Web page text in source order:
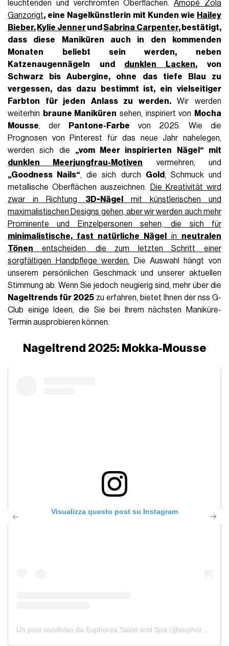
leuchtenden und verchromten Oberflächen.Amopé Zola
Ganzorigt, eine Nagelkünstlerin mit Kunden wie Hailey
Bieber, Kylie JennerundSabrina Carpenter, bestätigt,
dass diese Maniküren auch in den kommenden
Monaten beliebt sein werden, neben
Katzenaugennägeln und dunklen Lacken, von
Schwarz bisAubergine, ohne das tiefe Blau zu
vergessen, das dazu bestimmt ist, ein vielseitiger
Farbton für jeden Anlasszu werden.Wir werden
weiterhin
braune Maniküren sehen, inspiriert von
Mocha
Mousse, der Pantone-Farbe von 2025. Wie die
Prognosen von Pinterest für das neue Jahr nahelegen,
werden sich die „vom Meer inspirierten Nägel“ mit
dunklen Meerjungfrau-Motiven vermehren, und
„Goodness Nails“, die sich durch Gold, Schmuck und
metallische Oberflächen auszeichnen.
Die Kreativität wird
zwar in Richtung 3D-Nägel
mit künstlerischen und
maximalistischen Designs gehen, aber wir werden auch mehr
Prominente und Einzelpersonen sehen, die sich für
minimalistische, fast natürliche Nägel
in neutralen
Tönen entscheiden, die zum letzten Schritt einer
sorgfältigen Handpflege werden. Die Auswahl hängt von
unserem persönlichen Geschmack und unserer aktuellen
Stimmung ab. Wenn Sie jedoch neugierig sind, mehr über die
Nageltrends für 2025 zu erfahren, bietet Ihnen der nss G-
Club einige Ideen, die Sie bei Ihrem nächsten Maniküre-
Termin ausprobieren können.
Nageltrend 2025: Mokka-Mousse
Visualizza questo post su Instagram